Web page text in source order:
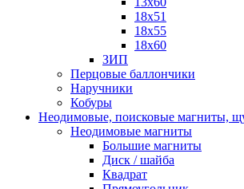
18х51
18х55
18х60
ЗИП
Перцовые баллончики
Наручники
Кобуры
Неодимовые, поисковые магниты,
Неодимовые магниты
Большие магниты
Диск / шайба
Квадрат